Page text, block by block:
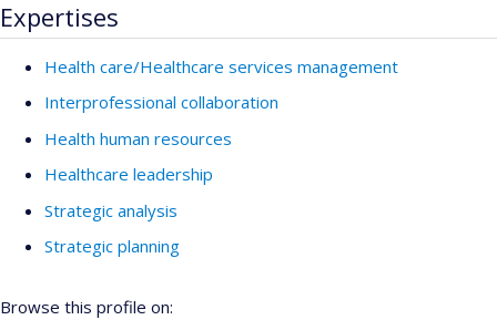
Expertises
Health care/Healthcare services management
Interprofessional collaboration
Health human resources
Healthcare leadership
Strategic analysis
Strategic planning
Browse this profile on: